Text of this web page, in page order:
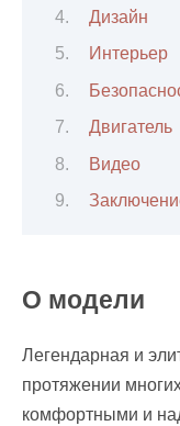
Дизайн
Интерьер
Двигатель
Видео
О модели
Легендарная и
протяжении
комфортными и